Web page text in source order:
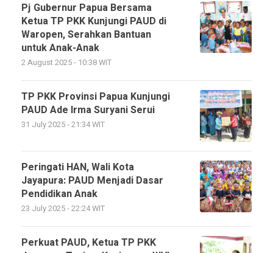
Pj Gubernur Papua Bersama
Ketua TP PKK Kunjungi PAUD di
Waropen, Serahkan Bantuan
untuk Anak-Anak
2 August 2025 - 10:38 WIT
TP PKK Provinsi Papua Kunjungi
PAUD Ade Irma Suryani Serui
31 July 2025 - 21:34 WIT
Peringati HAN, Wali Kota
Jayapura: PAUD Menjadi Dasar
Pendidikan Anak
23 July 2025 - 22:24 WIT
Perkuat PAUD, Ketua TP PKK